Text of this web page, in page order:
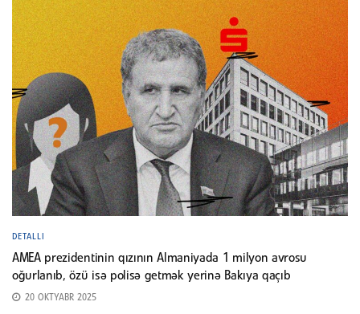
DETALLI
AMEA prezidentinin qızının Almaniyada 1 milyon avrosu
oğurlanıb, özü isə polisə getmək yerinə Bakıya qaçıb
20 OKTYABR 2025